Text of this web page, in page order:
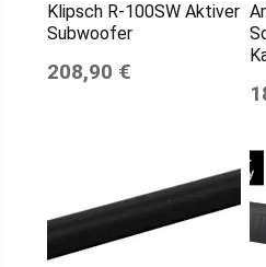
Klipsch R-100SW Aktiver
Subwoofer
208,90 €